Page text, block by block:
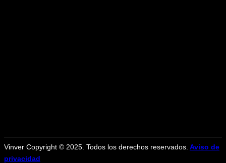
Vinver Copyright © 2025. Todos los derechos reservados. Aviso de
privacidad